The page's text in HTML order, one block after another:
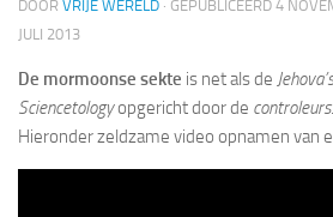
DOOR VRIJE WERELD · GEPUBLICEERD 4
JULI 2013
De mormoonse sekte is net als de
Sciencetologyopgericht door de controleurs.
Hieronder zeldzame video opnamen van